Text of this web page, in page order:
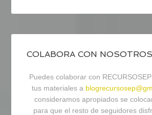
COLABORA CON NOSOTROS
Puedes colaborar con
tus materiales a
consideramos apropiados se
para que el resto de seguidores